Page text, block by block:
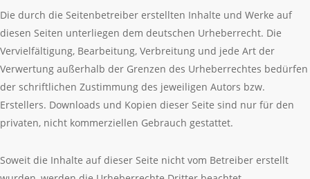
Die durch die Seitenbetreiber erstellten Inhalte und Werke auf
diesen Seiten unterliegen dem deutschen Urheberrecht. Die
Vervielfältigung, Bearbeitung, Verbreitung und jede Art der
Verwertung außerhalb der Grenzen des Urheberrechtes bedürfen
der schriftlichen Zustimmung des jeweiligen Autors bzw.
Erstellers. Downloads und Kopien dieser Seite sind nur für den
privaten, nicht kommerziellen Gebrauch gestattet.
Soweit die Inhalte auf dieser Seite nicht vom Betreiber erstellt